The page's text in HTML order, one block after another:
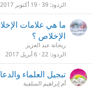
الردود 39 19 أكتوبر 2017
ما هي علامات
الإخلاص ؟
ريحانة عبد العزيز
الردود 22 6 أبريل 2017
تبجيل العلماء
أم إبراهيم السلفية